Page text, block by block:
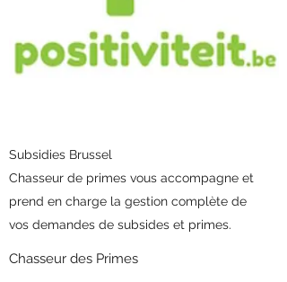
Subsidies Brussel
Chasseur de primes vous accompagne et
prend en charge la gestion complète de
vos demandes de subsides et primes.
Chasseur des Primes